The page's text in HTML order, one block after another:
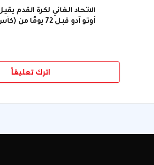
الاتحاد الغاني لكرة القدم
أوتو آدو قبل 72 يومًا من (كأس العالم).
اترك تعليقاً